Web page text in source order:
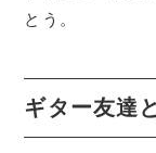
とう。
ギター友達